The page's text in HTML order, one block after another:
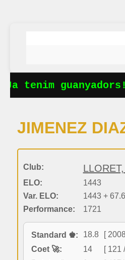
tenim
JIMENEZ
Club:
ELO:
1443
Var. ELO:
1443 +
Performance:
1721
Standard ♚: 18.8
[
Coet 🚀:
14
[ 121